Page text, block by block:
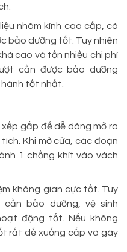
nhôm kính cao cấp, có
bảo dưỡng tốt. Tuy nhiên
cao và tốn nhiều chi phí
cần được bảo dưỡng
tốt nhất.
gấp để dễ dàng mở ra
Khi mở cửa, các đoạn
1 chồng khít vào vách
không gian cực tốt. Tuy
bảo dưỡng, vệ sinh
động tốt. Nếu không
rất dễ xuống cấp và gây